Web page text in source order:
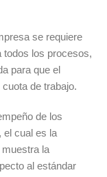
se requiere
todos los procesos,
para que el
de trabajo.
de los
el cual es la
la
al estándar